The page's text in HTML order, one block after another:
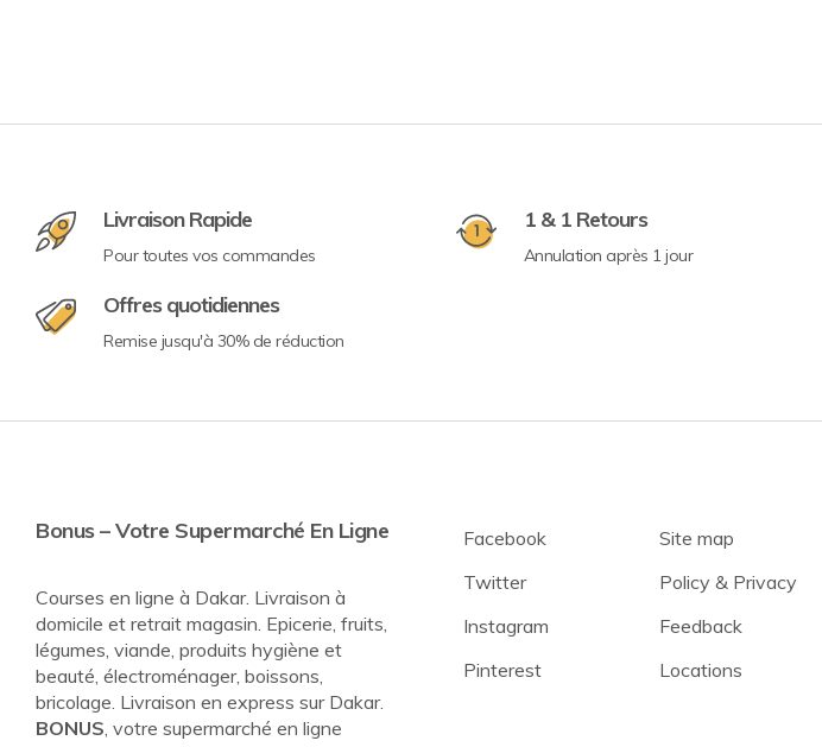
Livraison Rapide
Pour toutes vos commandes
1 & 1 Retours
Annulation après 1 jour
Offres quotidiennes
Remise jusqu'à 30% de réduction
Bonus – Votre Supermarché En Ligne
Courses en ligne à Dakar. Livraison à
domicile et retrait magasin. Epicerie, fruits,
légumes, viande, produits hygiène et
beauté, électroménager, boissons,
bricolage. Livraison en express sur Dakar.
BONUS , votre supermarché en ligne
Facebook
Twitter
Instagram
Pinterest
Site map
Policy & Privacy
Feedback
Locations